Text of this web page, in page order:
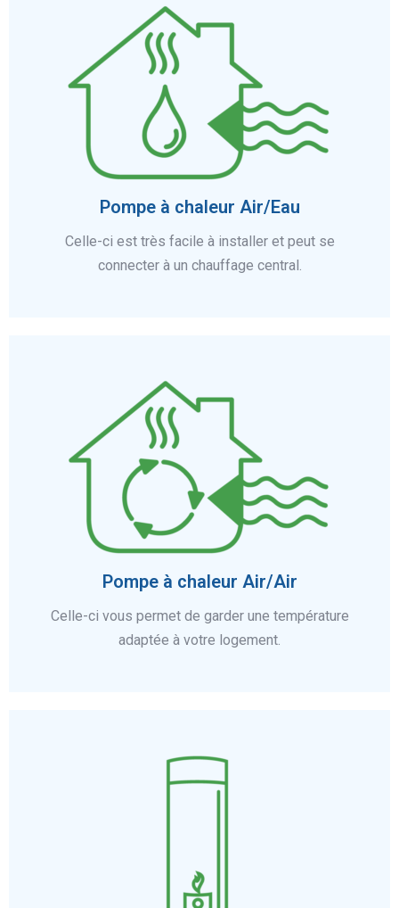
Pompe à chaleur Air/Eau
Celle-ci est très facile à installer et peut se
connecter à un chauffage central.
En savoir plus
Pompe à chaleur Air/Air
Celle-ci vous permet de garder une température
adaptée à votre logement.
En savoir plus
En savoir plus